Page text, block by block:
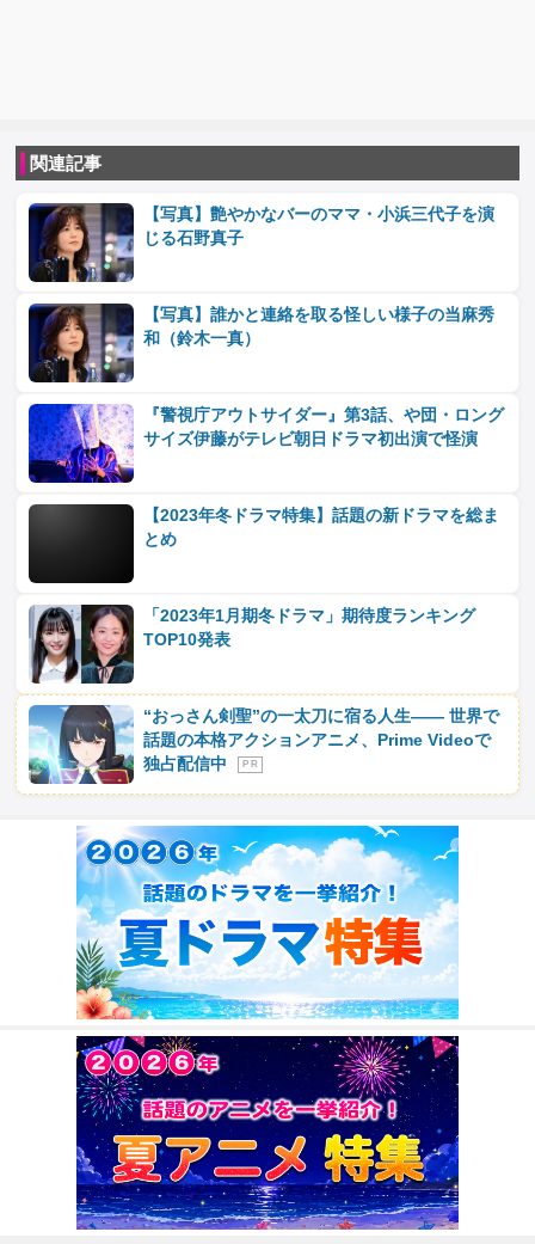
関連記事
【写真】艶やかなバーのママ・小浜三代子を演
じる石野真子
【写真】誰かと連絡を取る怪しい様子の当麻秀
和（鈴木一真）
『警視庁アウトサイダー』第3話、や団・ロング
サイズ伊藤がテレビ朝日ドラマ初出演で怪演
【2023年冬ドラマ特集】話題の新ドラマを総ま
とめ
「2023年1月期冬ドラマ」期待度ランキング
TOP10発表
“おっさん剣聖”の一太刀に宿る人生―― 世界で
話題の本格アクションアニメ、Prime Videoで
独占配信中
P R